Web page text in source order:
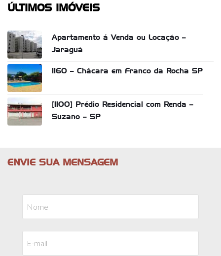
ÚLTIMOS IMÓVEIS
Apartamento á Venda ou Locação –
Jaraguá
1160 – Chácara em Franco da Rocha SP
[1100] Prédio Residencial com Renda –
Suzano – SP
ENVIE SUA MENSAGEM